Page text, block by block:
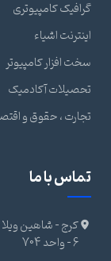
گرافیک کامپیوتری
اینترنت اشیاء
سخت افزار کامپیوتر
تحصیلات آکادمیک
تجارت ، حقوق و
تماس با ما
کرج - شاهین
6 - واحد 704